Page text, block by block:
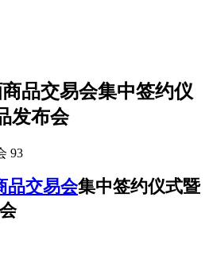
品交易会集中签约仪
发布会
93
品交易会集中签约仪式暨